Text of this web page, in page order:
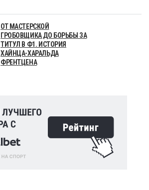
ОТ МАСТЕРСКОЙ
ГРОБОВЩИКА ДО БОРЬБЫ ЗА
ТИТУЛ В Ф1. ИСТОРИЯ
ХАЙНЦА-ХАРАЛЬДА
ФРЕНТЦЕНА